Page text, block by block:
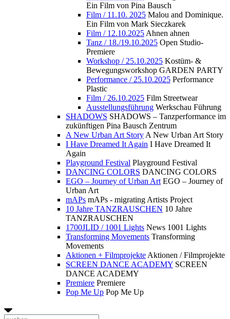
Ein Film von Pina Bausch
Film / 11.10. 2025 Malou and Dominique.
Ein Film von Mark Sieczkarek
Film / 12.10.2025 Ahnen ahnen
Tanz / 18./19.10.2025 Open Studio-
Premiere
Workshop / 25.10.2025 Kostüm- &
Bewegungsworkshop GARDEN PARTY
Performance / 25.10.2025 Performance
Plastic
Film / 26.10.2025 Film Streetwear
Ausstellungsführung Werkschau Führung
SHADOWS SHADOWS – Tanzperformance im
zukünftigen Pina Bausch Zentrum
A New Urban Art Story A New Urban Art Story
I Have Dreamed It Again I Have Dreamed It
Again
Playground Festival Playground Festival
DANCING COLORS DANCING COLORS
EGO – Journey of Urban Art EGO – Journey of
Urban Art
mAPs mAPs - migrating Artists Project
10 Jahre TANZRAUSCHEN 10 Jahre
TANZRAUSCHEN
1700JLID / 1001 Lights News 1001 Lights
Transforming Movements Transforming
Movements
Aktionen + Filmprojekte Aktionen / Filmprojekte
SCREEN DANCE ACADEMY SCREEN
DANCE ACADEMY
Premiere Premiere
Pop Me Up Pop Me Up